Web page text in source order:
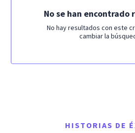
No se han encontrado
No hay resultados con este
cambiar la
HISTORIAS DE